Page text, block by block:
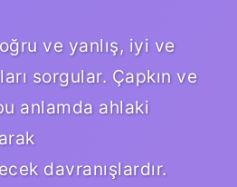
ve yanlış, iyi ve
sorgular. Çapkın ve
anlamda ahlaki
davranışlardır.